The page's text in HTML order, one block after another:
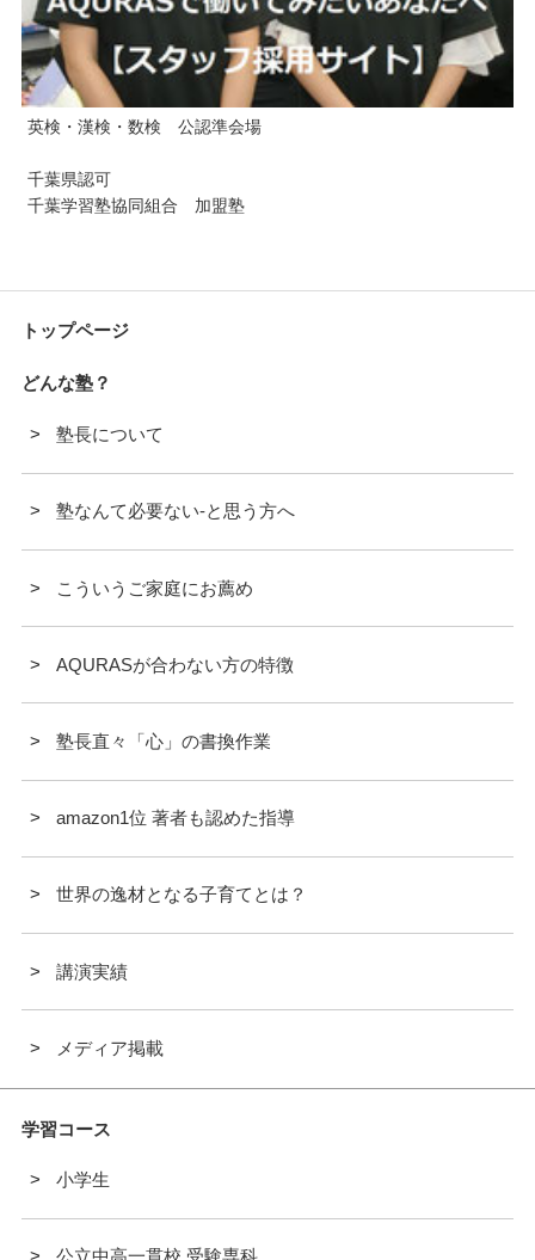
英検・漢検・数検 公認準会場
千葉県認可
千葉学習塾協同組合 加盟塾
トップページ
どんな塾？
塾長について
塾なんて必要ない-と思う方へ
こういうご家庭にお薦め
AQURASが合わない方の特徴
塾長直々「心」の書換作業
amazon1位 著者も認めた指導
世界の逸材となる子育てとは？
講演実績
メディア掲載
学習コース
小学生